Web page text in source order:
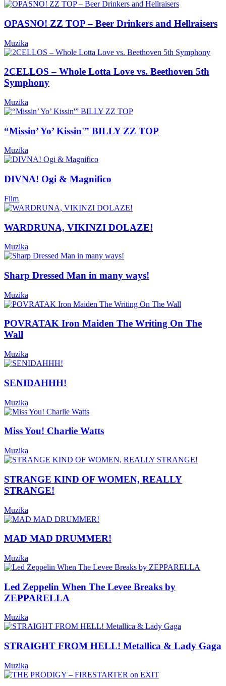
OPASNO! ZZ TOP – Beer Drinkers and Hellraisers
Muzika
2CELLOS – Whole Lotta Love vs. Beethoven 5th
Symphony
Muzika
“Missin’ Yo’ Kissin'” BILLY ZZ TOP
Muzika
DIVNA! Ogi & Magnifico
Film
WARDRUNA, VIKINZI DOLAZE!
Muzika
Sharp Dressed Man in many ways!
Muzika
POVRATAK Iron Maiden The Writing On The
Wall
Muzika
SENIDAHHH!
Muzika
Miss You! Charlie Watts
Muzika
STRANGE KIND OF WOMEN, REALLY
STRANGE!
Muzika
MAD MAD DRUMMER!
Muzika
Led Zeppelin When The Levee Breaks by
ZEPPARELLA
Muzika
STRAIGHT FROM HELL! Metallica & Lady Gaga
Muzika